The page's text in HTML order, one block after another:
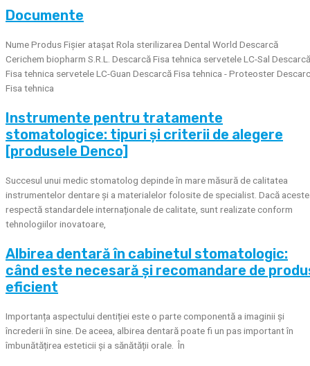
Documente
Nume Produs Fișier atașat Rola sterilizarea Dental World Descarcă
Cerichem biopharm S.R.L. Descarcă Fisa tehnica servetele LC-Sal Descarcă
Fisa tehnica servetele LC-Guan Descarcă Fisa tehnica - Proteoster
Fisa tehnica
Instrumente pentru tratamente
stomatologice: tipuri și criterii de alegere
[produsele Denco]
Succesul unui medic stomatolog depinde în mare măsură de calitatea
instrumentelor dentare și a materialelor folosite de specialist. Dacă
respectă standardele internaționale de calitate, sunt realizate conform
tehnologiilor inovatoare,
Albirea dentară în cabinetul stomatologic:
când este necesară și recomandare de
eficient
Importanța aspectului dentiției este o parte componentă a imaginii și
încrederii în sine. De aceea, albirea dentară poate fi un pas important în
îmbunătățirea esteticii și a sănătății orale. În